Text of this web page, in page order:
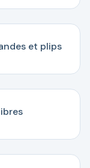
et plips